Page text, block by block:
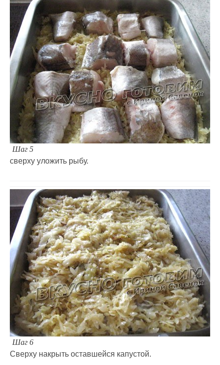
Шаг 5
сверху уложить рыбу.
Шаг 6
Сверху накрыть оставшейся капустой.